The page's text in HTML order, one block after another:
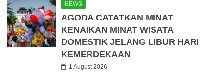
NEWS
AGODA CATATKAN MINAT
KENAIKAN MINAT WISATA
DOMESTIK JELANG LIBUR HARI
KEMERDEKAAN
1 August 2026